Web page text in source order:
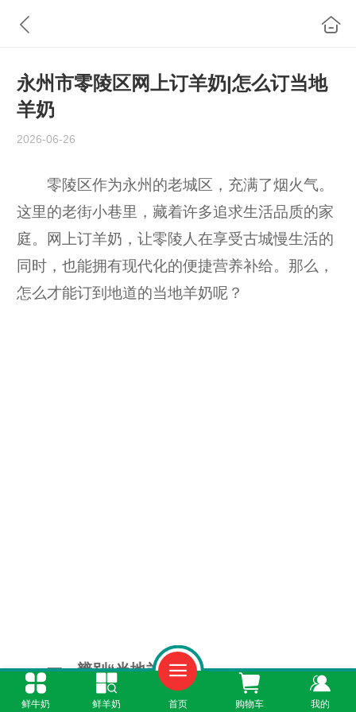
永州市零陵区网上订羊奶|怎么订当地
羊奶
2026-06-26
零陵区作为永州的老城区，充满了烟火气。
这里的老街小巷里，藏着许多追求生活品质的家
庭。网上订羊奶，让零陵人在享受古城慢生活的
同时，也能拥有现代化的便捷营养补给。那么，
怎么才能订到地道的当地羊奶呢？
一、辨别“当地羊奶”
鲜牛奶 鲜羊奶 首页 购物车 我的